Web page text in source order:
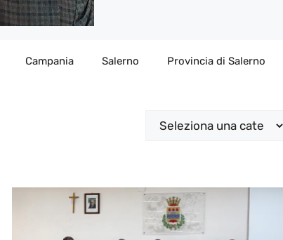
Campania Salerno Provincia di Salerno
Categorie